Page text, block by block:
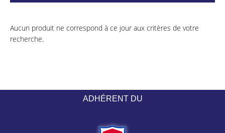
Aucun produit ne correspond à ce jour aux critères de votre
recherche.
ADHÉRENT DU